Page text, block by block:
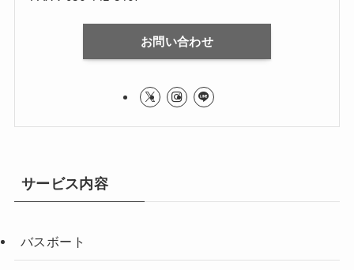
お問い合わせ
サービス内容
バスボート